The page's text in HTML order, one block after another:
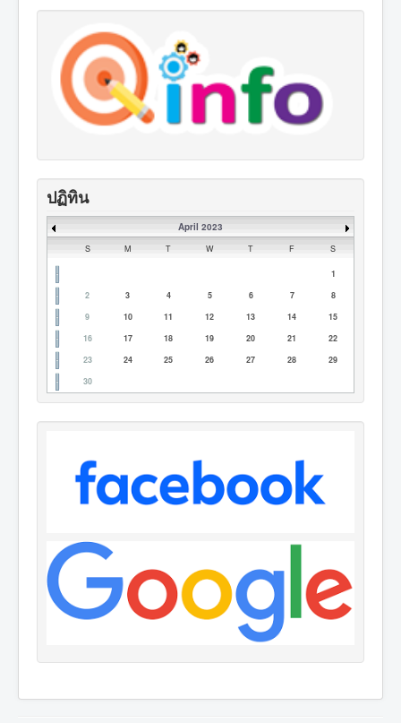
ปฏิทิน
April 2023
S M T W T F S
1
2
3 4 5 6 7
8
9
10 11 12 13 14
15
16
17 18 19 20 21
22
23
24 25 26 27 28
29
30